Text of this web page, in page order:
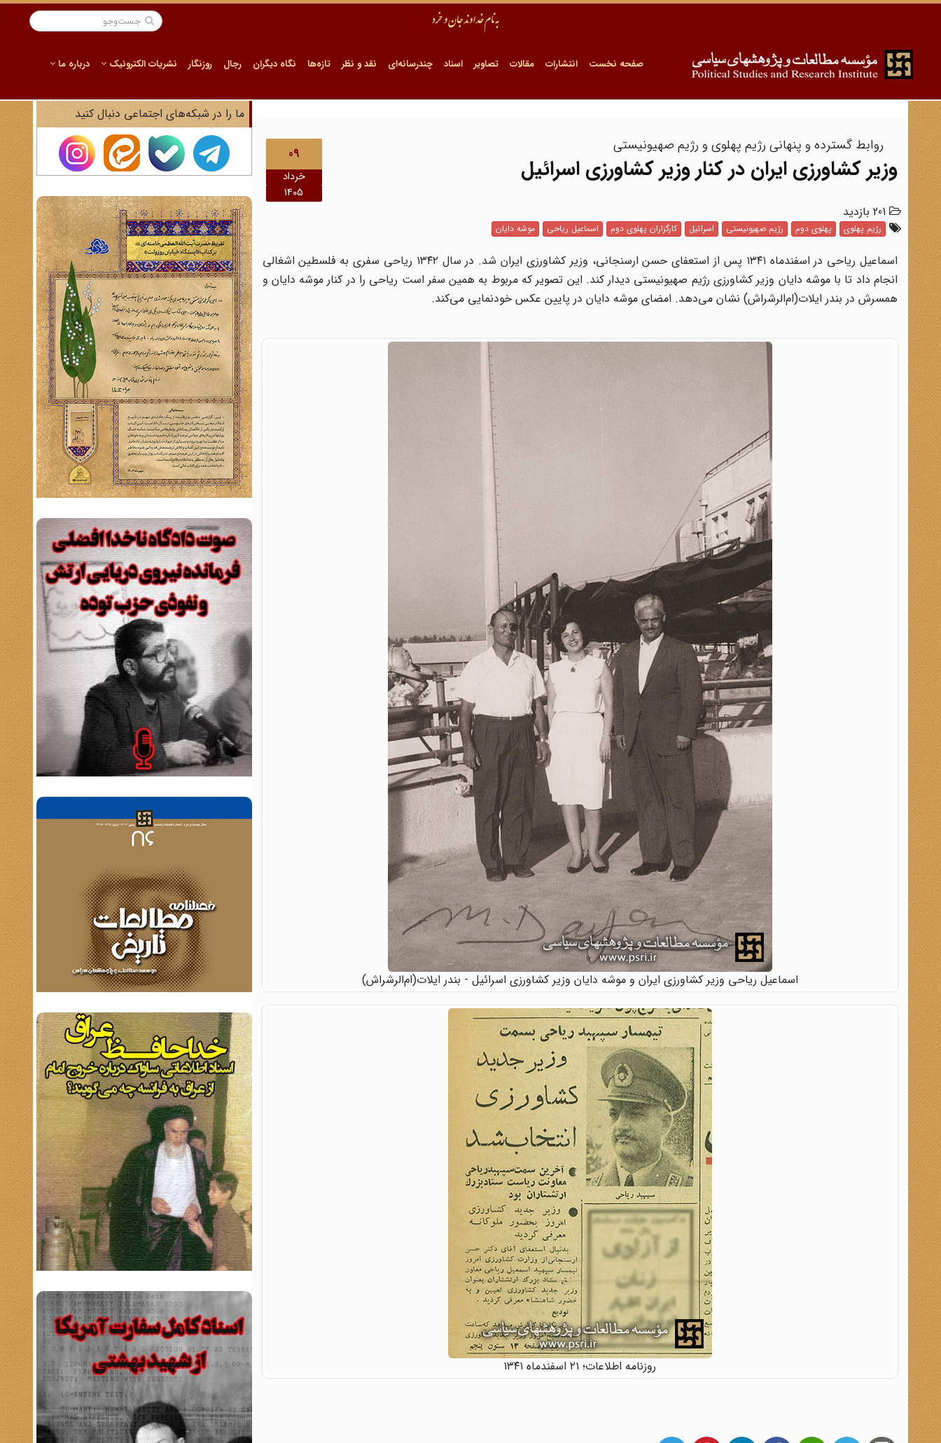
صفحه نخست انتشارات مقالات تصاویر اسناد چندرسانه‌ای نقد و نظر تازه‌ها نگاه دیگران رجال روزنگار نشریات الکترونیک درباره ما
09
خرداد
1405
روابط گسترده و پنهانی رژیم پهلوی و رژیم صهیونیستی
وزیر کشاورزی ایران در کنار وزیر کشاورزی اسرائیل
رژیم پهلوی پهلوی دوم رژیم صهیونیستی اسرائیل کارگزاران پهلوی دوم اسماعیل ریاحی موشه دایان
اسماعیل ریاحی در اسفندماه ۱۳۴۱ پس از استعفای حسن ارسنجانی، وزیر کشاورزی ایران شد. در سال ۱۳۴۲ ریاحی سفری به فلسطین اشغالی
انجام داد تا با موشه دایان وزیر کشاورزی رژیم صهیونیستی دیدار کند. این تصویر که مربوط به همین سفر است ریاحی را در کنار موشه دایان و
همسرش در بندر ایلات(ام‌الرشراش) نشان می‌دهد. امضای موشه دایان در پایین عکس خودنمایی می‌کند.
اسماعیل ریاحی وزیر کشاورزی ایران و موشه دایان وزیر کشاورزی اسرائیل - بندر ایلات(ام‌الرشراش)
روزنامه اطلاعات؛ ۲۱ اسفندماه ۱۳۴۱
ما را در شبکه‌های اجتماعی دنبال کنید